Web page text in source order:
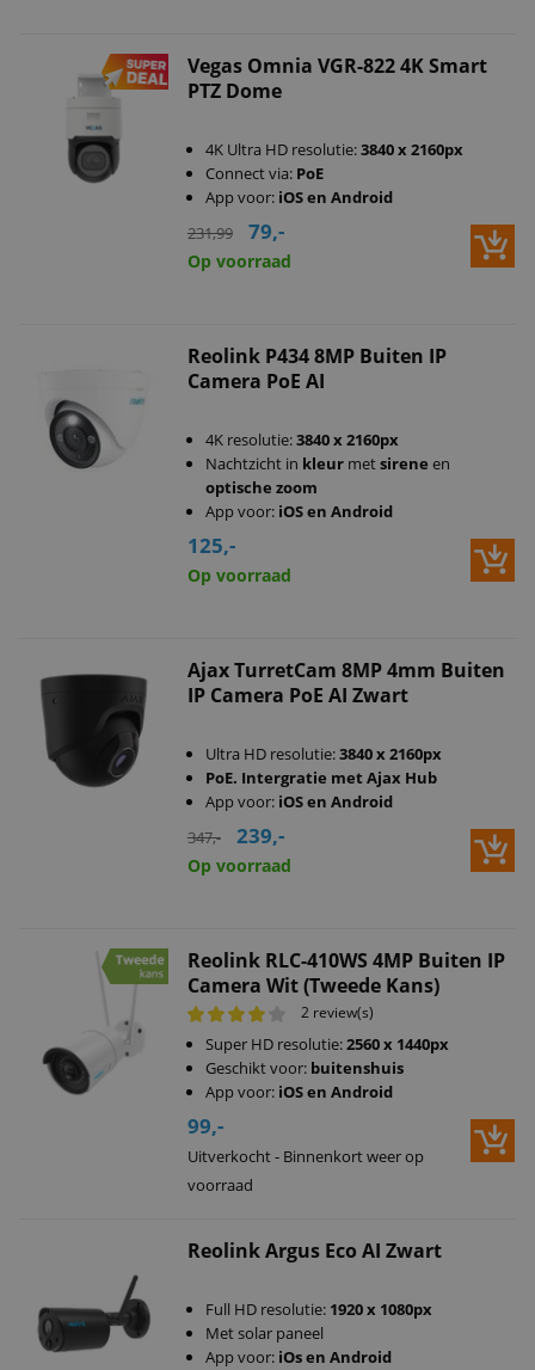
Vegas Omnia VGR-822 4K Smart
PTZ Dome
4K Ultra HD resolutie:3840 x 2160px
Connect via: PoE
App voor: iOS en Android
231,99
79,-
Op voorraad
Reolink P434 8MP Buiten IP
Camera PoE AI
4K resolutie:3840 x 2160px
Nachtzicht in kleur metsirene en
optische zoom
App voor: iOS en Android
125,-
Op voorraad
Ajax TurretCam 8MP 4mm Buiten
IP Camera PoE AI Zwart
Ultra HD resolutie:3840 x 2160px
PoE. Intergratie met Ajax Hub
App voor: iOS en Android
347,-
239,-
Op voorraad
Reolink RLC-410WS 4MP Buiten IP
Camera Wit (Tweede Kans)
2 review(s)
Super HD resolutie:2560 x 1440px
Geschikt voor:buitenshuis
App voor: iOS en Android
99,-
Uitverkocht - Binnenkort weer op
voorraad
Reolink Argus Eco AI Zwart
Full HD resolutie: 1920 x 1080px
Met solar paneel
App voor:iOs en Android